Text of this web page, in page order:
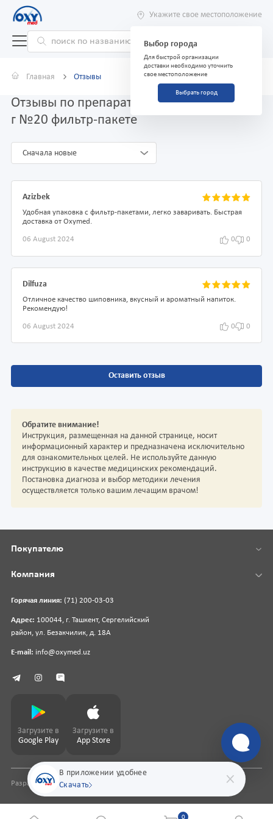
Укажите свое местоположение
Выбор города
Для быстрой организации
доставки необходимо уточнить
свое местоположение
Выбрать город
Главная Отзывы
Отзывы по препарату Плоды шиповника 3
г №20 фильтр-пакете
Сначала новые
Azizbek
Удобная упаковка с фильтр-пакетами, легко заваривать. Быстрая
доставка от Oxymed.
06 August 2024 0 0
Dilfuza
Отличное качество шиповника, вкусный и ароматный напиток.
Рекомендую!
06 August 2024 0 0
Оставить отзыв
Обратите внимание!
Инструкция, размещенная на данной странице, носит
информационный характер и предназначена исключительно
для ознакомительных целей. Не используйте данную
инструкцию в качестве медицинских рекомендаций.
Постановка диагноза и выбор методики лечения
осуществляется только вашим лечащим врачом!
В приложении удобнее
Скачать
Горячая линия: (71) 200-03-03
Адрес: 100044, г. Ташкент, Сергелийский
район, ул. Безакчилик, д. 18А
E-mail: info@oxymed.uz
Покупателю
Компания
Загрузите в
Google Play
Загрузите в
App Store
Разработка сайтаpharmit.uz
0